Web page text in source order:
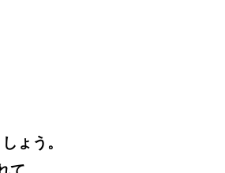
ょう。